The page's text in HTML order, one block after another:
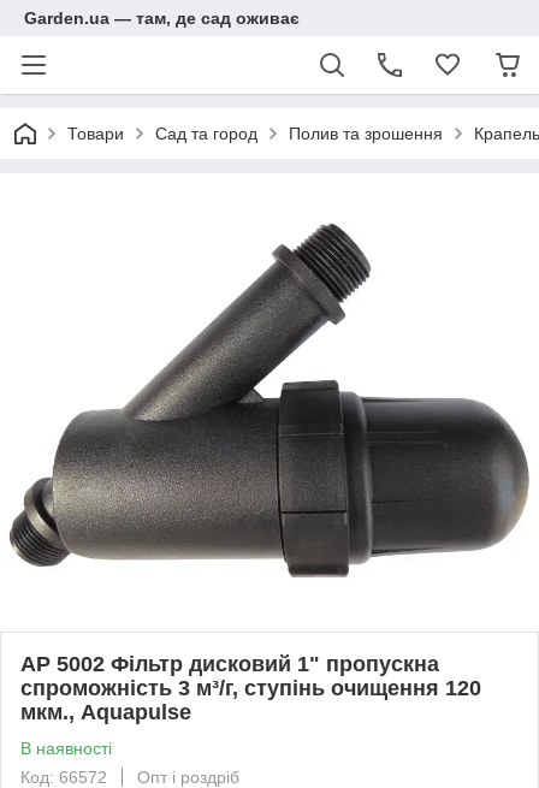
Garden.ua — там, де сад оживає
Товари Сад та город Полив та зрошення
АР 5002 Фільтр дисковий 1" пропускна
спроможність 3 м³/г, ступінь очищення 120
мкм., Aquapulse
В наявності
Код: 66572
Опт і роздріб